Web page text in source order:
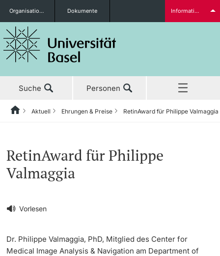
Studieninteressierte
weitere Informationen
Doktorierende
Organisationseinheiten Dokumente Informationen für...
Suche Personen
Aktuell
‡ ‡ ‡ ‡
News
Ehrungen & Preise
Newsletter
‡ ‡ ‡ ‡ ‡ ‡ ‡ ‡ ‡ ‡ ‡ ‡ ‡ ‡ ‡ ‡
‡ ‡ ‡ ‡ ‡ ‡ ‡ ‡ ‡ ‡ ‡ ‡ ‡ ‡ ‡ ‡ ‡ ‡ ‡ ‡ ‡ ‡ ‡ ‡ ‡ ‡ ‡ ‡ ‡ ‡ ‡ ‡ ‡ ‡ ‡ ‡ ‡ ‡ ‡ ‡
‡ ‡ ‡ ‡ ‡ ‡ ‡ ‡ ‡ ‡ ‡ ‡ ‡ ‡ ‡ ‡
HomeZurückAktuell Ehrungen & Preise RetinAward für Philippe Valmaggia
Vorlesen
RetinAward für Philippe
Valmaggia
Dr. Philippe Valmaggia, PhD, Mitglied des Center for
Medical Image Analysis & Navigation am Department of